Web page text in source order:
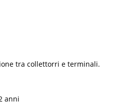
tra collettorri e terminali.
anni